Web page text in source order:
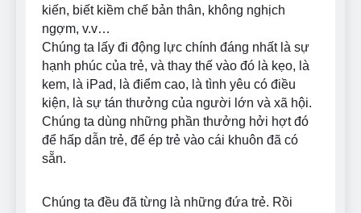
kiến, biết kiềm chế bản thân, không nghịch
ngợm, v.v…
Chúng ta lấy đi động lực chính đáng nhất là sự
hạnh phúc của trẻ, và thay thế vào đó là kẹo, là
kem, là iPad, là điểm cao, là tình yêu có điều
kiện, là sự tán thưởng của người lớn và xã hội.
Chúng ta dùng những phần thưởng hởi hợt đó
để hấp dẫn trẻ, để ép trẻ vào cái khuôn đã có
sẵn.
Chúng ta đều đã từng là những đứa trẻ. Rồi